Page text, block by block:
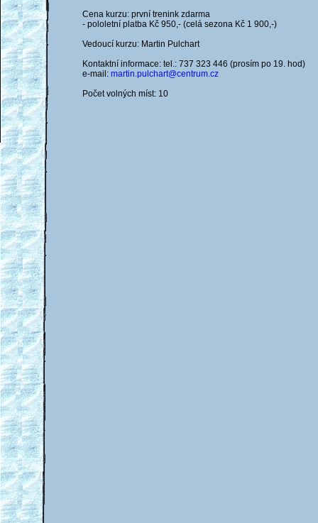
Cena kurzu: první trenink zdarma
- pololetní platba Kč 950,- (celá sezona Kč 1 900,-)
Vedoucí kurzu: Martin Pulchart
Kontaktní informace: tel.: 737 323 446 (prosím po 19. hod)
e-mail: martin.pulchart@centrum.cz
Počet volných míst: 10